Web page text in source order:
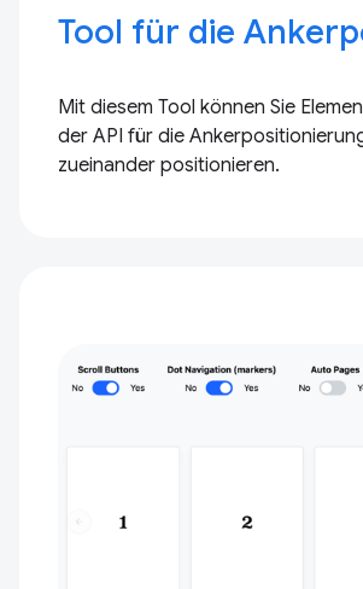
Tool für die
Mit diesem Tool können Sie
der API für die
zueinander positionieren.